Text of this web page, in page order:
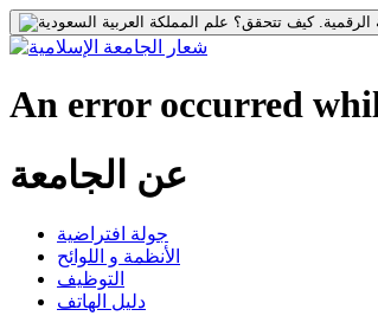
كيف تتحقق؟
An error occurred
عن الجامعة
جولة افتراضية
الأنظمة و اللوائح
التوظيف
دليل الهاتف